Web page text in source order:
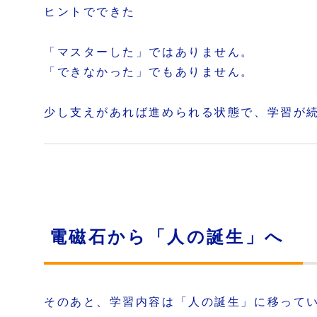
ヒントでできた
「マスターした」ではありません。
「できなかった」でもありません。
少し支えがあれば進められる状態で、学習が
電磁石から「人の誕生」へ
そのあと、学習内容は「人の誕生」に移って